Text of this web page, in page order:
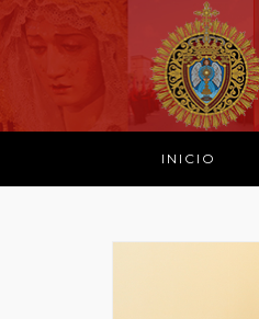
INICIO